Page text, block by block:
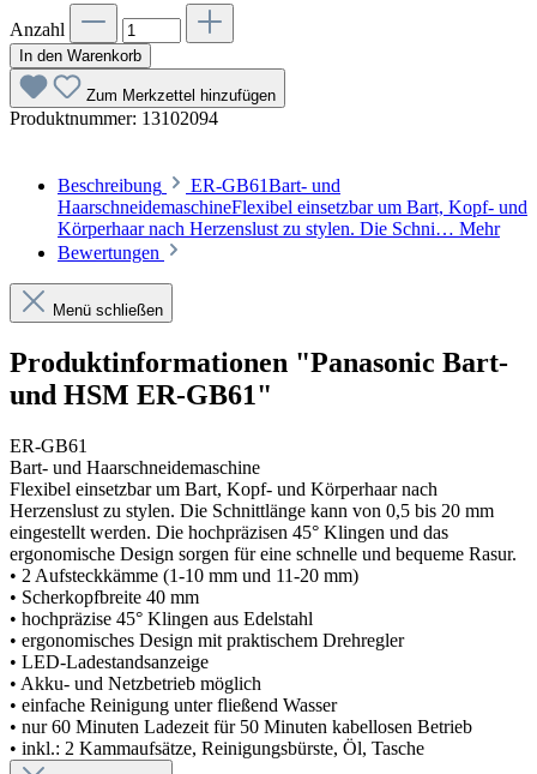
Anzahl
In den Warenkorb
Zum Merkzettel hinzufügen
Produktnummer: 13102094
Beschreibung
ER-GB61Bart- und
HaarschneidemaschineFlexibel einsetzbar um Bart, Kopf- und
Körperhaar nach Herzenslust zu stylen. Die Schni… Mehr
Bewertungen
Menü schließen
Produktinformationen "Panasonic Bart-
und HSM ER-GB61"
ER-GB61
Bart- und Haarschneidemaschine
Flexibel einsetzbar um Bart, Kopf- und Körperhaar nach
Herzenslust zu stylen. Die Schnittlänge kann von 0,5 bis 20 mm
eingestellt werden. Die hochpräzisen 45° Klingen und das
ergonomische Design sorgen für eine schnelle und bequeme Rasur.
• 2 Aufsteckkämme (1-10 mm und 11-20 mm)
• Scherkopfbreite 40 mm
• hochpräzise 45° Klingen aus Edelstahl
• ergonomisches Design mit praktischem Drehregler
• LED-Ladestandsanzeige
• Akku- und Netzbetrieb möglich
• einfache Reinigung unter fließend Wasser
• nur 60 Minuten Ladezeit für 50 Minuten kabellosen Betrieb
• inkl.: 2 Kammaufsätze, Reinigungsbürste, Öl, Tasche